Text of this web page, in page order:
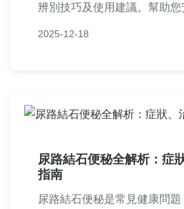
辨別技巧及使用建議。幫助
2025-12-18
尿路結石便秘全解析：症
指南
尿路結石便秘是常見健康問